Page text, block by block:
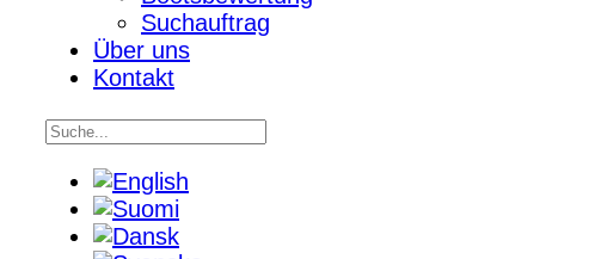
Suchauftrag
Über uns
Kontakt